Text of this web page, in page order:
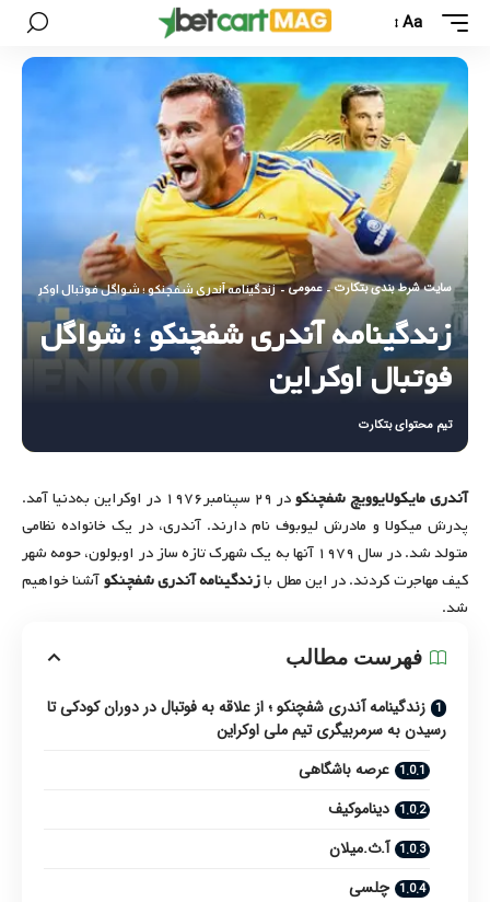
Aa
سایت شرط بندی بتکارت - عمومی - زندگینامه آندری شفچنکو ؛ شواگل فوتبال اوکراین
زندگینامه آندری شفچنکو ؛ شواگل
فوتبال اوکراین
تیم محتوای بتکارت
آندری مایکولایوویچ شفچنکو
در ۲۹ سپنامبر۱۹۷۶ در اوکراین به‌دنیا آمد.
پدرش میکولا و مادرش لیوبوف نام دارند. آندری، در یک خانواده نظامی
متولد شد. در سال ۱۹۷۹ آنها به یک شهرک تازه ساز در اوبولون، حومه شهر
کیف مهاجرت کردند. در این مطل بازندگینامه آندری شفچنکوآشنا خواهیم
شد.
فهرست مطالب
زندگینامه آندری شفچنکو ؛ از علاقه به فوتبال در دوران کودکی تا
رسیدن به سرمربیگری تیم ملی اوکراین
عرصه باشگاهی
دیناموکیف
آ.ث.میلان
چلسی